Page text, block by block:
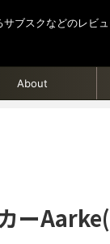
ブスクなどのレビ
About
ー